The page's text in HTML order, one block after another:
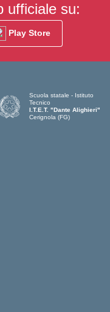
ufficiale su:
Play Store
Scuola statale - Istituto
Tecnico
I.T.E.T. "Dante Alighieri"
Cerignola (FG)